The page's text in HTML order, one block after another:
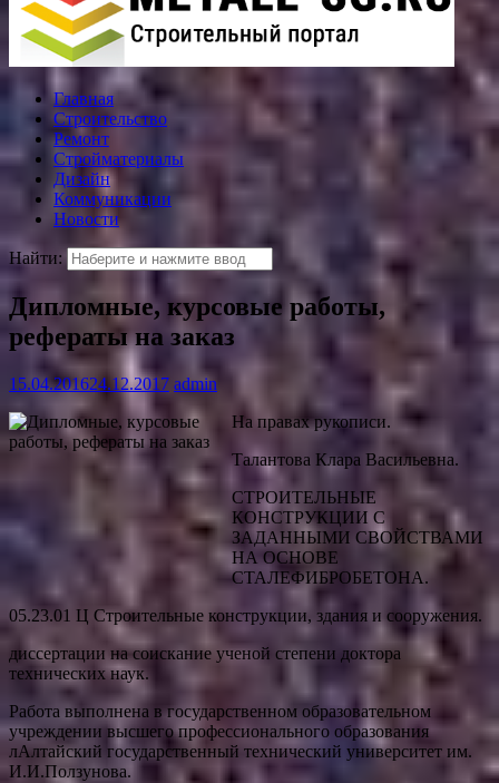
Главная
Строительство
Ремонт
Стройматериалы
Дизайн
Коммуникации
Новости
Найти:
Дипломные, курсовые работы,
рефераты на заказ
15.04.201624.12.2017 admin
На правах рукописи.
Талантова Клара Васильевна.
СТРОИТЕЛЬНЫЕ
КОНСТРУКЦИИ C
ЗАДАННЫМИ СВОЙСТВАМИ
НА ОСНОВЕ
СТАЛЕФИБРОБЕТОНА.
05.23.01 Ц Строительные конструкции, здания и сооружения.
диссертации на соискание ученой степени доктора
технических наук.
Работа выполнена в государственном образовательном
учреждении высшего профессионального образования
лАлтайский государственный технический университет им.
И.И.Ползунова.